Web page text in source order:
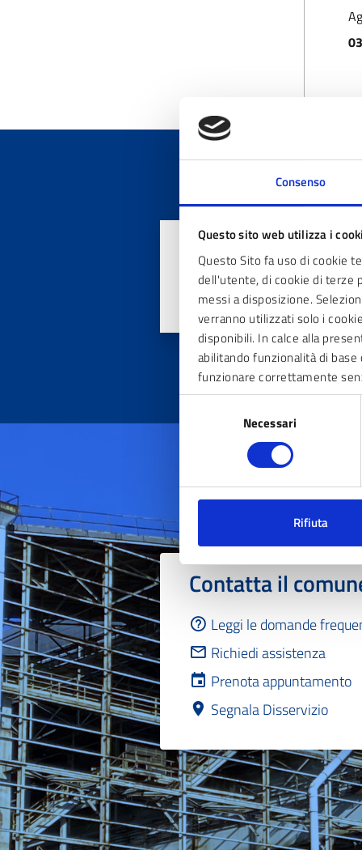
Consenso
Questo sito web utilizza i
Questo Sito fa uso di cookie
dell'utente, di cookie di terze
messi a disposizione.
verranno utilizzati solo i
disponibili. In calce alla
abilitando funzionalità di
funzionare correttamente
del
Necessari
Rifiuta
Quanto sono
Contatta il
Leggi le domande
Richiedi assistenza
Prenota appuntamento
Segnala Disservizio